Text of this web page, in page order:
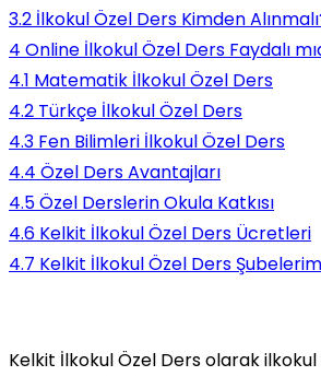
3.2 İlkokul Özel Ders Kimden
4 Online İlkokul Özel Ders Faydalı
4.1 Matematik İlkokul Özel Ders
4.2 Türkçe İlkokul Özel Ders
4.3 Fen Bilimleri İlkokul Özel Ders
4.4 Özel Ders Avantajları
4.5Özel Derslerin Okula Katkısı
4.6 Kelkit İlkokul Özel Ders Ücretleri
4.7 Kelkit İlkokul Özel Ders
Kelkit İlkokul Özel Ders olarak